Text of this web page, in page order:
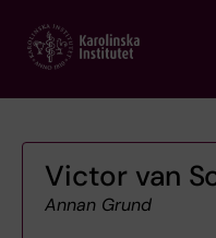
main
Victor van
Annan Grund